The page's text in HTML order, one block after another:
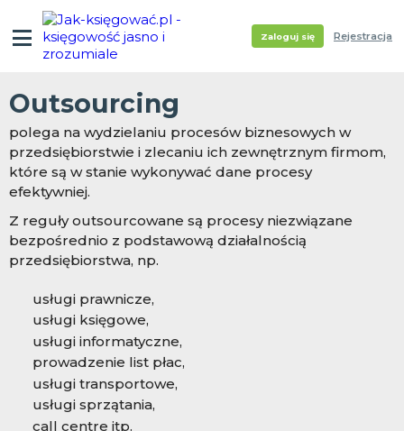
Zaloguj się Rejestracja
Outsourcing
polega na wydzielaniu procesów biznesowych w
przedsiębiorstwie i zlecaniu ich zewnętrznym firmom,
które są w stanie wykonywać dane procesy
efektywniej.
Z reguły outsourcowane są procesy niezwiązane
bezpośrednio z podstawową działalnością
przedsiębiorstwa, np.
usługi prawnicze,
usługi księgowe,
usługi informatyczne,
prowadzenie list płac,
usługi transportowe,
usługi sprzątania,
call centre itp.